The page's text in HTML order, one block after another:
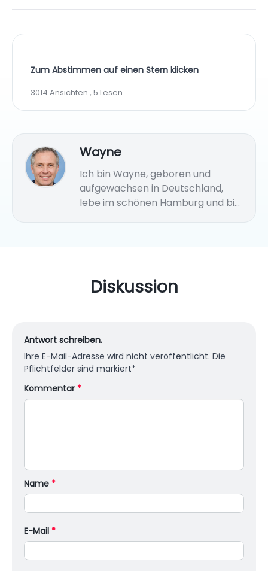
Zum Abstimmen auf einen Stern klicken
3014 Ansichten , 5 Lesen
Wayne
Ich bin Wayne, geboren und
aufgewachsen in Deutschland,
lebe im schönen Hamburg und bin
seiner historischen Entwicklung
Artikel darüber schreiben kann
Android-Software.
Diskussion
Antwort schreiben.
Ihre E-Mail-Adresse wird nicht veröffentlicht. Die
Pflichtfelder sind markiert*
Kommentar *
Name *
E-Mail *